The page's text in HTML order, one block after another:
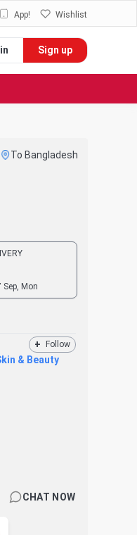
App! Wishlist
Sign up
To Bangladesh
Sep, Mon
+ Follow
& Beauty
CHAT NOW